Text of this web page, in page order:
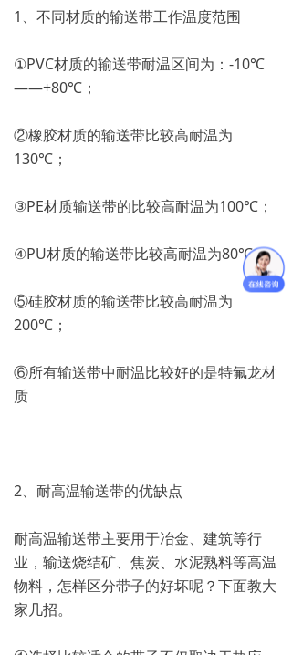
1、不同材质的输送带工作温度范围
①PVC材质的输送带耐温区间为：-10℃
——+80℃；
②橡胶材质的输送带比较高耐温为
130℃；
③PE材质输送带的比较高耐温为100℃；
④PU材质的输送带比较高耐温为80℃；
⑤硅胶材质的输送带比较高耐温为
200℃；
⑥所有输送带中耐温比较好的是特氟龙材
质
2、耐高温输送带的优缺点
耐高温输送带主要用于冶金、建筑等行
业，输送烧结矿、焦炭、水泥熟料等高温
物料，怎样区分带子的好坏呢？下面教大
家几招。